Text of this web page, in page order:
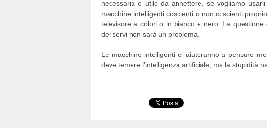
necessaria e utile da annettere, se vogliamo
macchine intelligenti coscienti o non coscienti
televisore a colori o in bianco e nero. La questione
dei servi non sarà un problema.
Le macchine intelligenti ci aiuteranno a pensare
deve temere l'intelligenza artificiale, ma la stupidità